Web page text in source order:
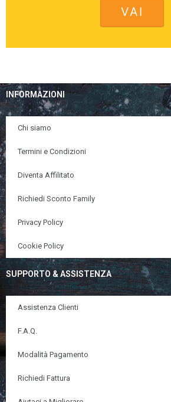
INFORMAZIONI
Chi siamo
Termini e Condizioni
Diventa Affilitato
Richiedi Sconto Family
Privacy Policy
Cookie Policy
SUPPORTO & ASSISTENZA
Assistenza Clienti
F.A.Q.
Modalità Pagamento
Richiedi Fattura